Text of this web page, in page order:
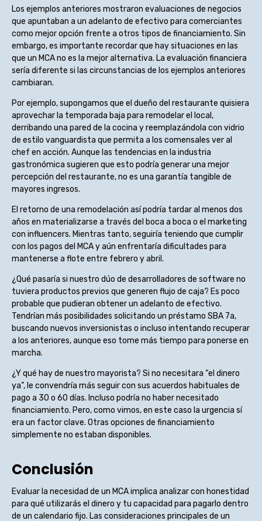
Los ejemplos anteriores mostraron evaluaciones de negocios
que apuntaban a un adelanto de efectivo para comerciantes
como mejor opción frente a otros tipos de financiamiento. Sin
embargo, es importante recordar que hay situaciones en las
que un MCA no es la mejor alternativa. La evaluación financiera
sería diferente si las circunstancias de los ejemplos anteriores
cambiaran.
Por ejemplo, supongamos que el dueño del restaurante quisiera
aprovechar la temporada baja para remodelar el local,
derribando una pared de la cocina y reemplazándola con vidrio
de estilo vanguardista que permita a los comensales ver al
chef en acción. Aunque las tendencias en la industria
gastronómica sugieren que esto podría generar una mejor
percepción del restaurante, no es una garantía tangible de
mayores ingresos.
El retorno de una remodelación así podría tardar al menos dos
años en materializarse a través del boca a boca o el marketing
con influencers. Mientras tanto, seguiría teniendo que cumplir
con los pagos del MCA y aún enfrentaría dificultades para
mantenerse a flote entre febrero y abril.
¿Qué pasaría si nuestro dúo de desarrolladores de software no
tuviera productos previos que generen flujo de caja? Es poco
probable que pudieran obtener un adelanto de efectivo.
Tendrían más posibilidades solicitando un préstamo SBA 7a,
buscando nuevos inversionistas o incluso intentando recuperar
a los anteriores, aunque eso tome más tiempo para ponerse en
marcha.
¿Y qué hay de nuestro mayorista? Si no necesitara “el dinero
ya”, le convendría más seguir con sus acuerdos habituales de
pago a 30 o 60 días. Incluso podría no haber necesitado
financiamiento. Pero, como vimos, en este caso la urgencia sí
era un factor clave. Otras opciones de financiamiento
simplemente no estaban disponibles.
Conclusión
Evaluar la necesidad de un MCA implica analizar con honestidad
para qué utilizarás el dinero y tu capacidad para pagarlo dentro
de un calendario fijo. Las consideraciones principales de un